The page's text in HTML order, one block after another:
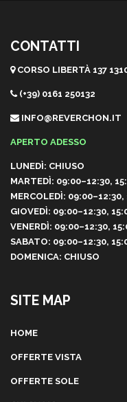
CONTATTI
CORSO LIBERTÀ 137
(+39) 0161 250132
INFO@REVERCHON.IT
APERTO ADESSO
LUNEDÌ: CHIUSO
MARTEDÌ: 09:00–12:30,
MERCOLEDÌ:
GIOVEDÌ: 09:00–12:30,
VENERDÌ: 09:00–12:30,
SABATO: 09:00–12:30,
DOMENICA: CHIUSO
SITE MAP
HOME
OFFERTE VISTA
OFFERTE SOLE